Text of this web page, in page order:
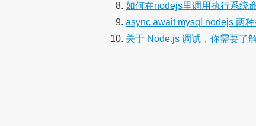
如何在nodejs里调用执行系统
async await mysql nodejs 两
关于 Node.js 调试，你需要了